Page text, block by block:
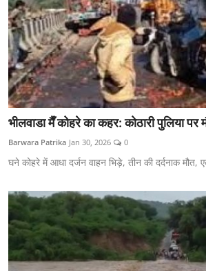
आध्यात्मिक
लेटेस्ट
चुनाव
विज़ुअल स्टोरीज़
टेक्नोलॉजी
Join Us
भीलवाडा मैँ कोहरे का कहर: कोठारी पुलिया पर
Barwara Patrika Jan 30, 2026 0
घने कोहरे में आधा दर्जन वाहन भिड़े, तीन की दर्दनाक